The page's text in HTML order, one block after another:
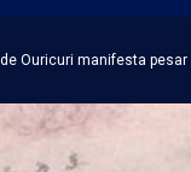
Ouricuri manifesta